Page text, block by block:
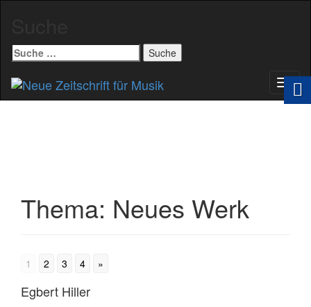
Suche
nach:
Thema: Neues Werk
1 2 3 4 »
Egbert Hiller